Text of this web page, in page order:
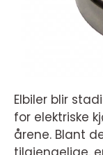
Elbiler blir
for elektriske
årene. Blant